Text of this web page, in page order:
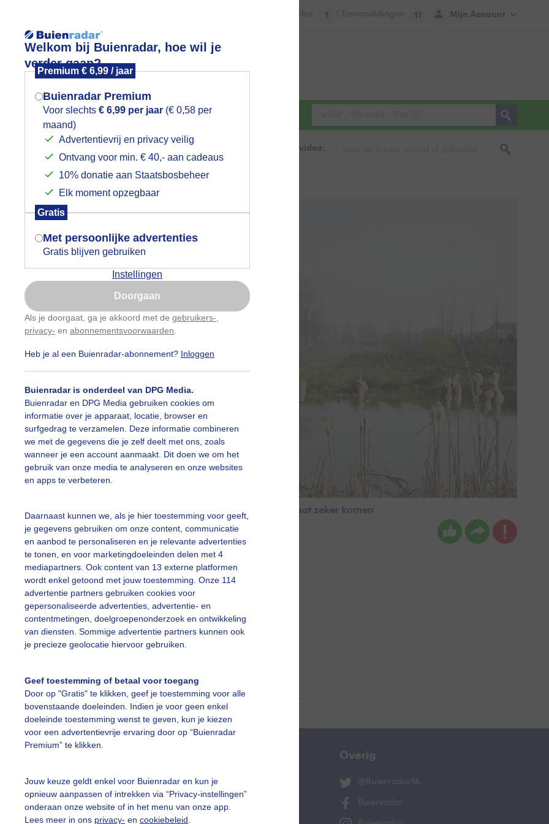
Welkom bij Buienradar, hoe wil je
verder gaan?
Premium € 6,99 / jaar
Buienradar Premium
Voor slechts € 6,99 per jaar (€ 0,58 per
maand)
Advertentievrij en privacy veilig
Ontvang voor min. € 40,- aan cadeaus
10% donatie aan Staatsbosbeheer
Elk moment opzegbaar
Gratis
Met persoonlijke advertenties
Gratis blijven gebruiken
Instellingen
Doorgaan
Als je doorgaat, ga je akkoord met de gebruikers-
privacy- en abonnementsvoorwaarden
Heb je al een Buienradar-abonnement? Inloggen
Buienradar is onderdeel van DPG Media.
Buienradar en DPG Media gebruiken cookies om
informatie over je apparaat, locatie, browser en
surfgedrag te verzamelen. Deze informatie combineren
we met de gegevens die je zelf deelt met ons, zoals
wanneer je een account aanmaakt. Dit doen we om het
gebruik van onze media te analyseren en onze websites
en apps te verbeteren.
Daarnaast kunnen we, als je hier toestemming voor geeft,
je gegevens gebruiken om onze content, communicatie
en aanbod te personaliseren en je relevante advertenties
te tonen, en voor marketingdoeleinden delen met 4
mediapartners. Ook content van 13 externe platformen
wordt enkel getoond met jouw toestemming. Onze 114
advertentie partners gebruiken cookies voor
gepersonaliseerde advertenties, advertentie- en
contentmetingen, doelgroepenonderzoek en ontwikkeling
van diensten. Sommige advertentie partners kunnen ook
je precieze geolocatie hiervoor gebruiken.
Geef toestemming of betaal voor toegang
Door op "Gratis" te klikken, geef je toestemming voor alle
bovenstaande doeleinden. Indien je voor geen enkel
doeleinde toestemming wenst te geven, kun je kiezen
voor een advertentievrije ervaring door op “Buienradar
Premium” te klikken.
Jouw keuze geldt enkel voor Buienradar en kun je
opnieuw aanpassen of intrekken via “Privacy-instellingen”
onderaan onze website of in het menu van onze app.
Lees meer in ons privacy- en cookiebeleid
Mijn Account
Files 1 | Treinmeldingen 11
Foto en video Weerzine
Zoeken in foto & video:
zon is al wel volop aanwezig maar helder is het nog niet maar gaat zeker komen
Toon Boons Gemaakt: 09-03-2026, 31x bekeken
Pluimen Niethelder
slideshow
Een moment geduld aub...
vragen
De Bilt
Overig
@BuienradarNL
Buienradar
Mogen we je locatie gebruiken voor
het weer?
Indien je hier nog geen akkoord op hebt
gegeven, verschijnt er zo een pop-up uit
je browser waarin deze toestemming
gevraagd wordt.
Is goed, toon de popup
Nu niet, misschien later
Gebruik je Safari en wil je niet elke dag deze pop-up
Klikhierom dit aan te passen